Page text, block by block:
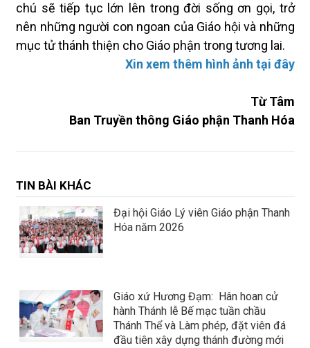
chú sẽ tiếp tục lớn lên trong đời sống ơn gọi, trở
nên những người con ngoan của Giáo hội và những
mục tử thánh thiện cho Giáo phận trong tương lai.
Xin xem thêm hình ảnh tại đây
Từ Tâm
Ban Truyền thông Giáo phận Thanh Hóa
TIN BÀI KHÁC
Đại hội Giáo Lý viên Giáo phận Thanh
Hóa năm 2026
Giáo xứ Hương Đạm: Hân hoan cử
hành Thánh lễ Bế mạc tuần chầu
Thánh Thể và Làm phép, đặt viên đá
đầu tiên xây dựng thánh đường mới